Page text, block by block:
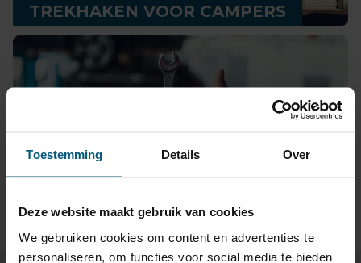
Toestemming Details Over
Deze website maakt gebruik van cookies
We gebruiken cookies om content en advertenties te
personaliseren, om functies voor social media te bieden
TREKHAKEN VOOR CAMPERS
AUTOMOTIVE